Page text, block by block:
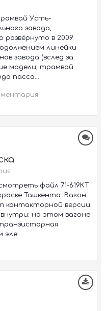
Усть-
завода,
развёрнуто в 2009
линейки
завода (вслед за
модели, трамвай
пасса...
файл 71-619КТ
Ташкента. Вагон
контакторной версии
на этом вагоне